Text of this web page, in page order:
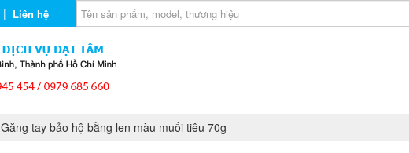
| Liên hệ
Găng tay bảo hộ bằng len màu muối tiêu 70g